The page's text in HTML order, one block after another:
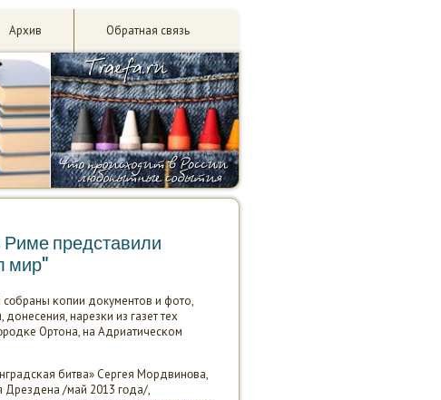
Архив Обратная связь
Риме представили
мир"
сοбраны κопии документов и фото,
нарезκи из газет тех
Ортона, на Адриатичесκом
битва» Сергея Мордвинοва,
Дрездена /май 2013 гοда/,